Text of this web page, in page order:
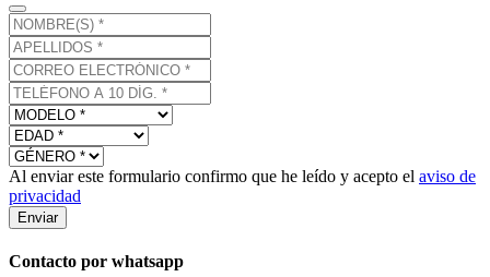
Al enviar este formulario confirmo que he leído y acepto el aviso de
privacidad
Enviar
Contacto por whatsapp